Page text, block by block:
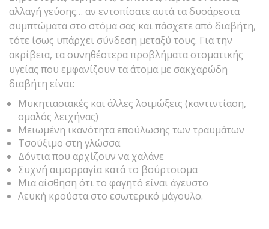
αλλαγή γεύσης… αν εντοπίσατε αυτά τα δυσάρεστα
συμπτώματα στο στόμα σας και πάσχετε από διαβήτη,
τότε ίσως υπάρχει σύνδεση μεταξύ τους. Για την
ακρίβεια, τα συνηθέστερα προβλήματα στοματικής
υγείας που εμφανίζουν τα άτομα με σακχαρώδη
διαβήτη είναι:
Mυκητιασιακές και άλλες λοιμώξεις (καντιντίαση,
ομαλός λειχήνας)
Μειωμένη ικανότητα επούλωσης των τραυμάτων
Τσούξιμο στη γλώσσα
Δόντια που αρχίζουν να χαλάνε
Συχνή αιμορραγία κατά το βούρτσισμα
Μια αίσθηση ότι το φαγητό είναι άγευστο
Λευκή κρούστα στο εσωτερικό μάγουλο.